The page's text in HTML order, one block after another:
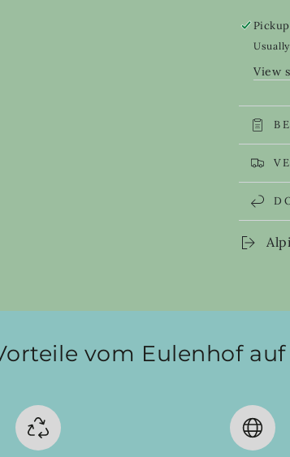
for
Alpine
Frost
EH
View
vom Eulenhof